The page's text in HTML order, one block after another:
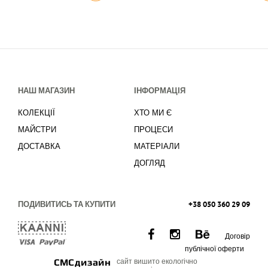
НАШ МАГАЗИН
КОЛЕКЦІЇ
МАЙСТРИ
ДОСТАВКА
ІНФОРМАЦІЯ
ХТО МИ Є
ПРОЦЕСИ
МАТЕРІАЛИ
ДОГЛЯД
ПОДИВИТИСЬ ТА КУПИТИ +38 050 360 29 09
Договір
публічної оферти
СМСдизайн
сайт вишито екологічно